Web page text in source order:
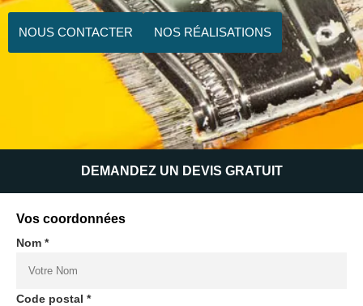
NOUS CONTACTER NOS RÉALISATIONS
DEMANDEZ UN DEVIS GRATUIT
Vos coordonnées
Nom *
Code postal *